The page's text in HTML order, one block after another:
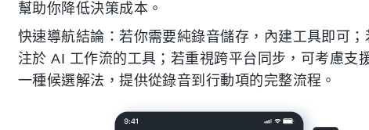
幫助你降低決策成本。
快速導航結論：若你需要純錄音儲存，內建工具即可
注於 AI 工作流的工具；若重視跨平台同步，可考慮
一種候選解法，提供從錄音到行動項的完整流程。